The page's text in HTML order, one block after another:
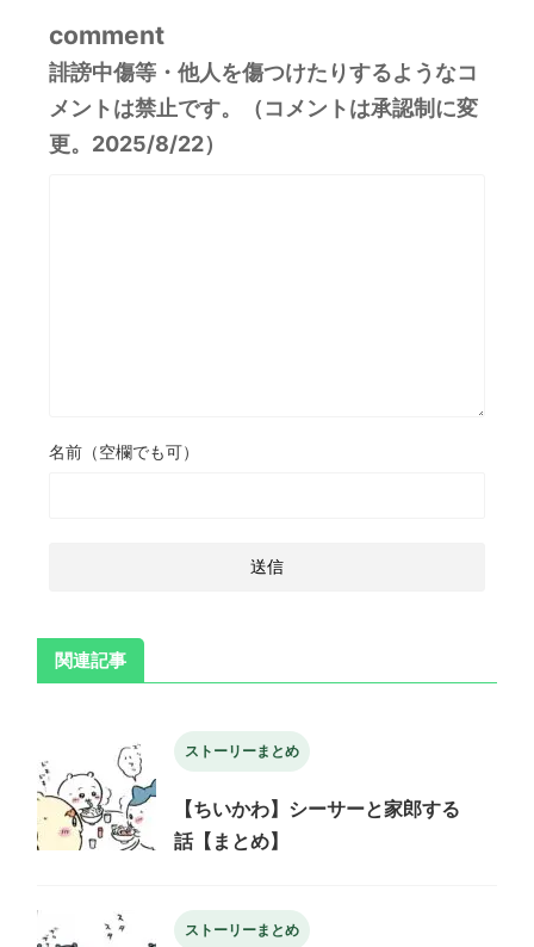
comment
誹謗中傷等・他人を傷つけたりするようなコ
メントは禁止です。（コメントは承認制に変
更。2025/8/22）
名前（空欄でも可）
関連記事
ストーリーまとめ
【ちいかわ】シーサーと家郎する
話【まとめ】
ストーリーまとめ